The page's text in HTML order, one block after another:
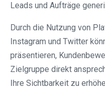
Leads und Aufträge
Durch die Nutzung von
Instagram und Twitter
präsentieren,
Zielgruppe direkt
Ihre Sichtbarkeit zu